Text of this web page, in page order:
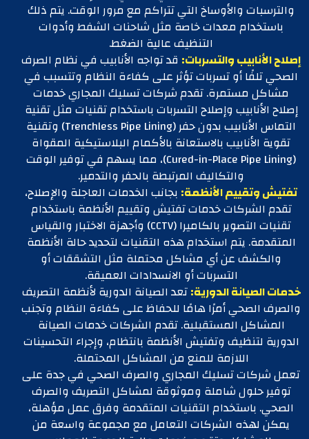
والترسبات والأوساخ التي تتراكم مع مرور الوقت. يتم ذلك
باستخدام معدات خاصة مثل شاحنات الشفط وأدوات
التنظيف عالية الضغط.
إصلاح الأنابيب والتسربات: قد تواجه الأنابيب في نظام الصرف
الصحي تلفًا أو تسربات تؤثر على كفاءة النظام وتتسبب في
مشاكل مستمرة. تقدم شركات تسليك المجاري خدمات
إصلاح الأنابيب وإصلاح التسربات باستخدام تقنيات مثل تقنية
التماس الأنابيب بدون حفر (Trenchless Pipe Lining) وتقنية
تقوية الأنابيب بالاستعانة بالأكمام البلاستيكية المقواة
(Cured-in-Place Pipe Lining)، مما يسهم في توفير الوقت
والتكاليف المرتبطة بالحفر والتدمير.
تفتيش وتقييم الأنظمة: بجانب الخدمات العاجلة والإصلاح،
تقدم الشركات خدمات تفتيش وتقييم الأنظمة باستخدام
تقنيات التصوير بالكاميرا (CCTV) وأجهزة الاختبار والقياس
المتقدمة. يتم استخدام هذه التقنيات لتحديد حالة الأنظمة
والكشف عن أي مشاكل محتملة مثل التشققات أو
التسربات أو الانسدادات العميقة.
خدمات الصيانة الدورية:تعد الصيانة الدورية لأنظمة التصريف
والصرف الصحي أمرًا هامًا للحفاظ على كفاءة النظام وتجنب
المشاكل المستقبلية. تقدم الشركات خدمات الصيانة
الدورية لتنظيف وتفتيش الأنظمة بانتظام، وإجراء التحسينات
اللازمة للمنع من المشاكل المحتملة.
تعمل شركات تسليك المجاري والصرف الصحي في جدة على
توفير حلول شاملة وموثوقة لمشاكل التصريف والصرف
الصحي. باستخدام التقنيات المتقدمة وفرق عمل مؤهلة،
يمكن لهذه الشركات التعامل مع مجموعة واسعة من